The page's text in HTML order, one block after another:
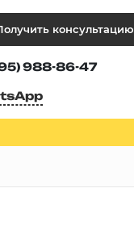
консультацию
988-86-47